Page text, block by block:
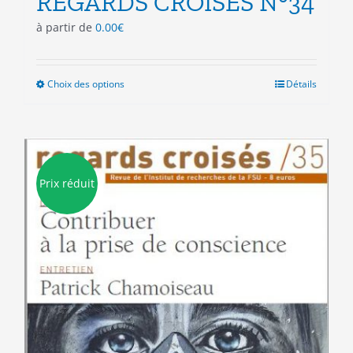
à partir de 0.00€
Choix des optionsCe
plusieurs
variations.
Les
options
être
choisies
sur
la
page
du
produit
Détails
Prix réduit